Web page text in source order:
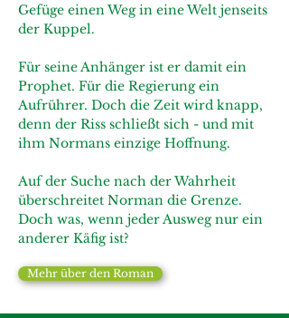
Gefüge einen Weg in eine Welt jenseits
der Kuppel.
Für seine Anhänger ist er damit ein
Prophet. Für die Regierung ein
Aufrührer. Doch die Zeit wird knapp,
denn der Riss schließt sich - und mit
ihm Normans einzige Hoffnung.
Auf der Suche nach der Wahrheit
überschreitet Norman die Grenze.
Doch was, wenn jeder Ausweg nur ein
anderer Käfig ist?
Mehr über den Roman